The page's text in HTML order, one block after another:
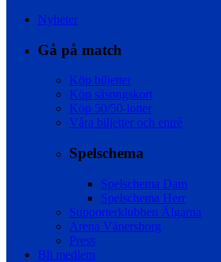
Nyheter
Gå på match
Köp biljetter
Köp säsongskort
Köp 50/50-lotter
Våra biljetter och entré
Spelschema
Spelschema Dam
Spelschema Herr
Supporterklubben Älgarna
Arena Vänersborg
Press
Bli medlem